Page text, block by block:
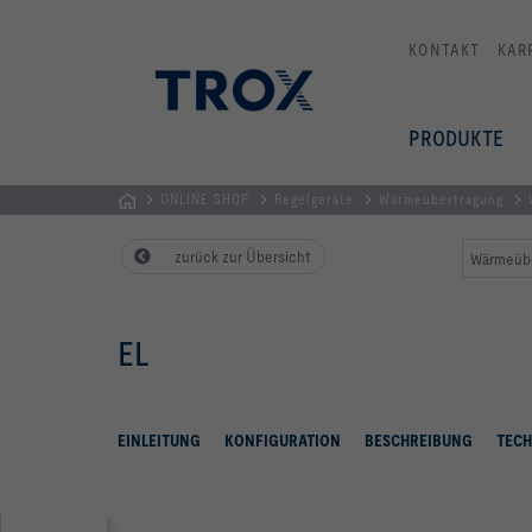
KONTAKT
PRODUKTE
AUSTRIA
| Komponenten,
Systeme
ONLINE SHOP Regelgeräte Wärmeübertragung
zurück zur Übersicht
EL
EINLEITUNG KONFIGURATION BESCHREIBUNG